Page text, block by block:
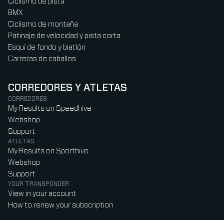
BMX
Ciclismo de montaña
Patinaje de velocidad y pista corta
Esquí de fondo y biatlón
Carreras de caballos
CORREDORES Y ATLETAS
CORREDORES
My Results on Speedhive
Webshop
Support
ATLETAS
My Results on Sporthive
Webshop
Support
YOUR TRANSPONDER
View in your account
How to renew your subscription